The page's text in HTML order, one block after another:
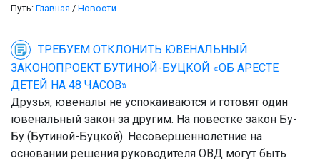
Путь: Главная / Новости
ТРЕБУЕМ ОТКЛОНИТЬ ЮВЕНАЛЬНЫЙ
ЗАКОНОПРОЕКТ БУТИНОЙ-БУЦКОЙ «ОБ АРЕСТЕ
ДЕТЕЙ НА 48 ЧАСОВ»
Друзья, ювеналы не успокаиваются и готовят один
ювенальный закон за другим. На повестке закон Бу-
Бу (Бутиной-Буцкой). Несовершеннолетние на
основании решения руководителя ОВД могут быть